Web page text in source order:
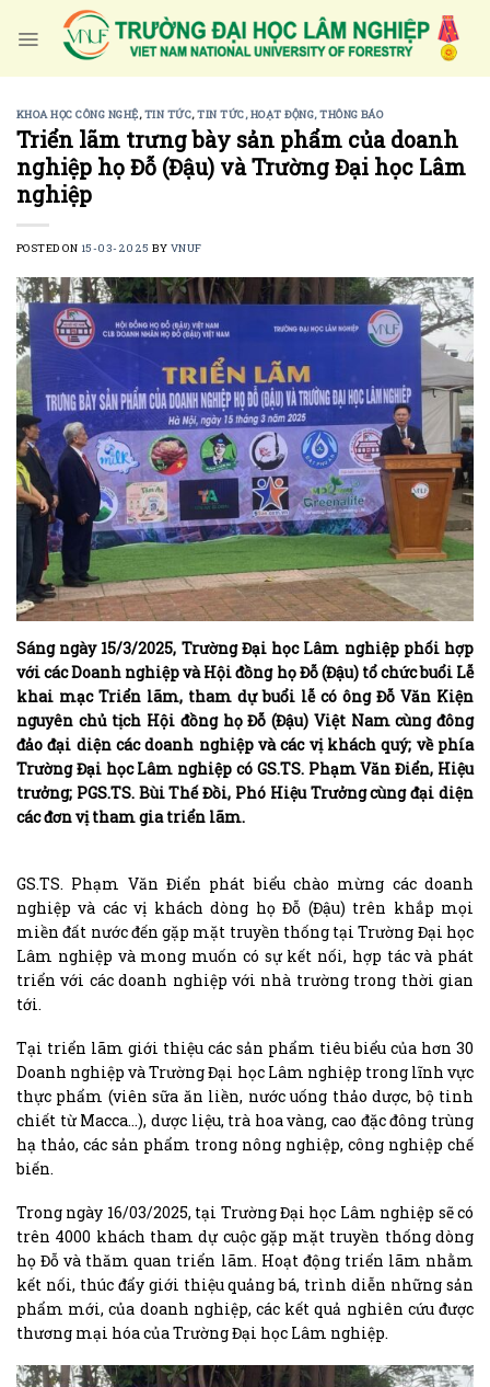
KHOA HỌC CÔNG NGHỆ,TIN TỨC,TIN TỨC, HOẠT ĐỘNG, THÔNG BÁO
Triển lãm trưng bày sản phẩm của doanh
nghiệp họ Đỗ (Đậu) và Trường Đại học Lâm
nghiệp
POSTED ON 15-03-2025 BY VNUF
Sáng ngày 15/3/2025, Trường Đại học Lâm nghiệp phối hợp
với các Doanh nghiệp và Hội đồng họ Đỗ (Đậu) tổ chức buổi Lễ
khai mạc Triển lãm, tham dự buổi lễ có ông Đỗ Văn Kiện
nguyên chủ tịch Hội đồng họ Đỗ (Đậu) Việt Nam cùng đông
đảo đại diện các doanh nghiệp và các vị khách quý; về phía
Trường Đại học Lâm nghiệp có GS.TS. Phạm Văn Điển, Hiệu
trưởng; PGS.TS. Bùi Thế Đồi, Phó Hiệu Trưởng cùng đại diện
các đơn vị tham gia triển lãm.
GS.TS. Phạm Văn Điển phát biểu chào mừng các doanh
nghiệp và các vị khách dòng họ Đỗ (Đậu) trên khắp mọi
miền đất nước đến gặp mặt truyền thống tại Trường Đại học
Lâm nghiệp và mong muốn có sự kết nối, hợp tác và phát
triển với các doanh nghiệp với nhà trường trong thời gian
tới.
Tại triển lãm giới thiệu các sản phẩm tiêu biểu của hơn 30
Doanh nghiệp và Trường Đại học Lâm nghiệp trong lĩnh vực
thực phẩm (viên sữa ăn liền, nước uống thảo dược, bộ tinh
chiết từ Macca…), dược liệu, trà hoa vàng, cao đặc đông trùng
hạ thảo, các sản phẩm trong nông nghiệp, công nghiệp chế
biến.
Trong ngày 16/03/2025, tại Trường Đại học Lâm nghiệp sẽ có
trên 4000 khách tham dự cuộc gặp mặt truyền thống dòng
họ Đỗ và thăm quan triển lãm. Hoạt động triển lãm nhằm
kết nối, thúc đẩy giới thiệu quảng bá, trình diễn những sản
phẩm mới, của doanh nghiệp, các kết quả nghiên cứu được
thương mại hóa của Trường Đại học Lâm nghiệp.